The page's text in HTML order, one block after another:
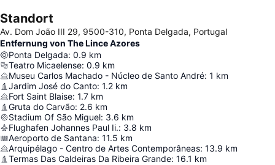
Standort
Av. Dom João III 29, 9500-310, Ponta Delgada, Portugal
Entfernung von The Lince Azores
Ponta Delgada: 0.9 km
Teatro Micaelense: 0.9 km
Museu Carlos Machado - Núcleo de Santo André: 1 km
Jardim José do Canto: 1.2 km
Fort Saint Blaise: 1.7 km
Gruta do Carvão: 2.6 km
Stadium Of São Miguel: 3.6 km
Flughafen Johannes Paul Ii.: 3.8 km
Aeroporto de Santana: 11.5 km
Arquipélago - Centro de Artes Contemporâneas: 13.9 km
Termas Das Caldeiras Da Ribeira Grande: 16.1 km